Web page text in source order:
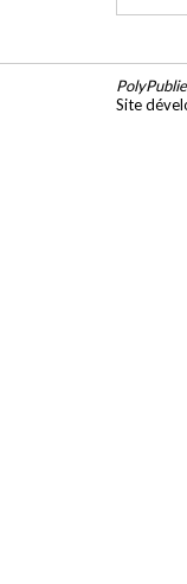
PolyPublie
Site